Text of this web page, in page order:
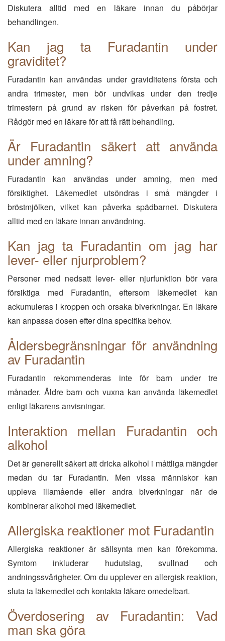
Diskutera alltid med en läkare innan du påbörjar
behandlingen.
Kan jag ta Furadantin under
graviditet?
Furadantin kan användas under graviditetens första och
andra trimester, men bör undvikas under den tredje
trimestern på grund av risken för påverkan på fostret.
Rådgör med en läkare för att få rätt behandling.
Är Furadantin säkert att använda
under amning?
Furadantin kan användas under amning, men med
försiktighet. Läkemedlet utsöndras i små mängder i
bröstmjölken, vilket kan påverka spädbarnet. Diskutera
alltid med en läkare innan användning.
Kan jag ta Furadantin om jag har
lever- eller njurproblem?
Personer med nedsatt lever- eller njurfunktion bör vara
försiktiga med Furadantin, eftersom läkemedlet kan
ackumuleras i kroppen och orsaka biverkningar. En läkare
kan anpassa dosen efter dina specifika behov.
Åldersbegränsningar för användning
av Furadantin
Furadantin rekommenderas inte för barn under tre
månader. Äldre barn och vuxna kan använda läkemedlet
enligt läkarens anvisningar.
Interaktion mellan Furadantin och
alkohol
Det är generellt säkert att dricka alkohol i måttliga mängder
medan du tar Furadantin. Men vissa människor kan
uppleva illamående eller andra biverkningar när de
kombinerar alkohol med läkemedlet.
Allergiska reaktioner mot Furadantin
Allergiska reaktioner är sällsynta men kan förekomma.
Symtom inkluderar hudutslag, svullnad och
andningssvårigheter. Om du upplever en allergisk reaktion,
sluta ta läkemedlet och kontakta läkare omedelbart.
Överdosering av Furadantin: Vad
man ska göra